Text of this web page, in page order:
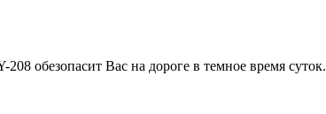
обезопасит Вас на дороге в темное время суток.